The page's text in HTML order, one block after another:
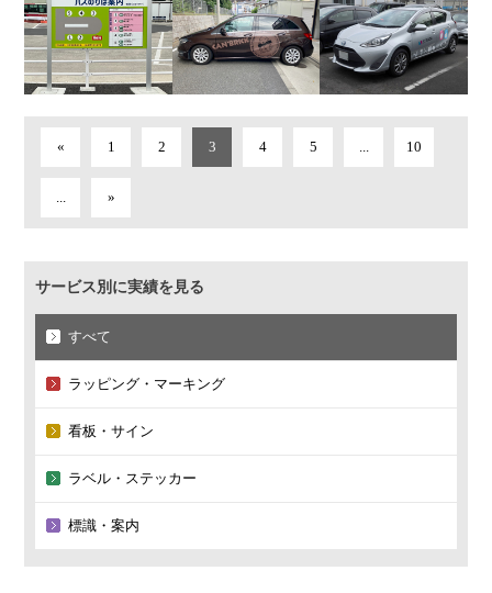
« 1 2 3 4 5 10
»
サービス別に実績を見る
すべて
ラッピング・マーキング
看板・サイン
ラベル・ステッカー
標識・案内